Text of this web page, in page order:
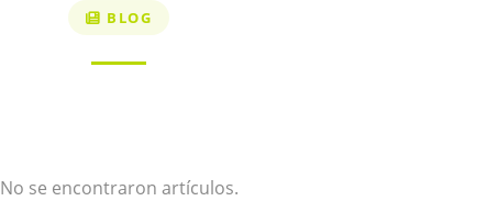
BLOG
No se encontraron artículos.